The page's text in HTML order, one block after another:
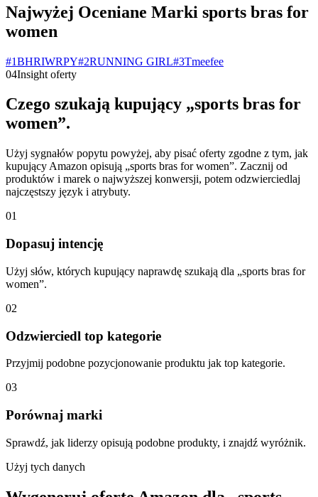
Najwyżej Oceniane Marki sports bras for
women
#1BHRIWRPY#2RUNNING GIRL#3Tmeefee
04Insight oferty
Czego szukają kupujący „sports bras for
women”.
Użyj sygnałów popytu powyżej, aby pisać oferty zgodne z tym, jak
kupujący Amazon opisują „sports bras for women”. Zacznij od
produktów i marek o najwyższej konwersji, potem odzwierciedlaj
najczęstszy język i atrybuty.
01
Dopasuj intencję
Użyj słów, których kupujący naprawdę szukają dla „sports bras for
women”.
02
Odzwierciedl top kategorie
Przyjmij podobne pozycjonowanie produktu jak top kategorie.
03
Porównaj marki
Sprawdź, jak liderzy opisują podobne produkty, i znajdź wyróżnik.
Użyj tych danych